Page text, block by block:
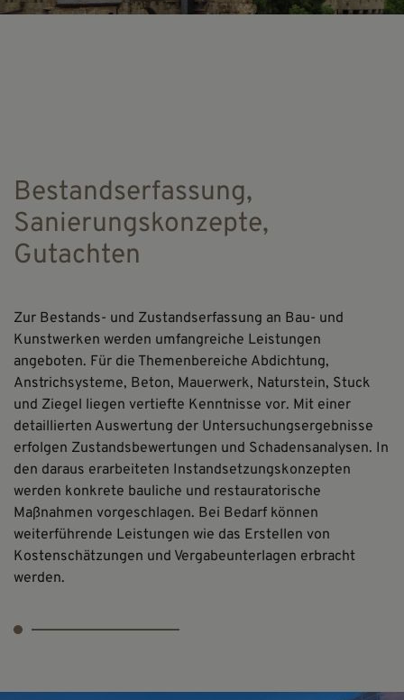
Bestandserfassung,
Sanierungskonzepte,
Gutachten
Zur Bestands- und Zustandserfassung an Bau- und
Kunstwerken werden umfangreiche Leistungen
angeboten. Für die Themenbereiche Abdichtung,
Anstrichsysteme, Beton, Mauerwerk, Naturstein, Stuck
und Ziegel liegen vertiefte Kenntnisse vor. Mit einer
detaillierten Auswertung der Untersuchungsergebnisse
erfolgen Zustandsbewertungen und Schadensanalysen. In
den daraus erarbeiteten Instandsetzungskonzepten
werden konkrete bauliche und restauratorische
Maßnahmen vorgeschlagen. Bei Bedarf können
weiterführende Leistungen wie das Erstellen von
Kostenschätzungen und Vergabeunterlagen erbracht
werden.